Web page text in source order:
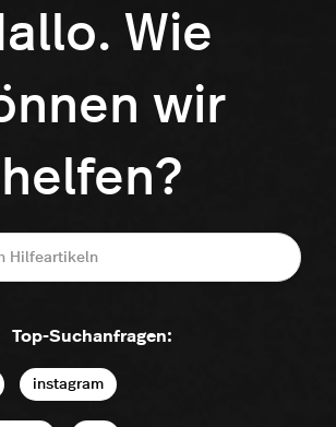
Wie
wir
helfen?
Top-Suchanfragen:
instagram